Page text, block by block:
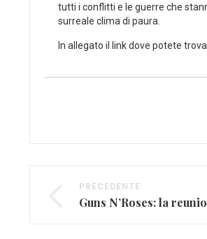
tutti i conflitti e le guerre che
surreale clima di paura.
In allegato il link dove potete
PRECEDENTE
Guns N’Roses: la